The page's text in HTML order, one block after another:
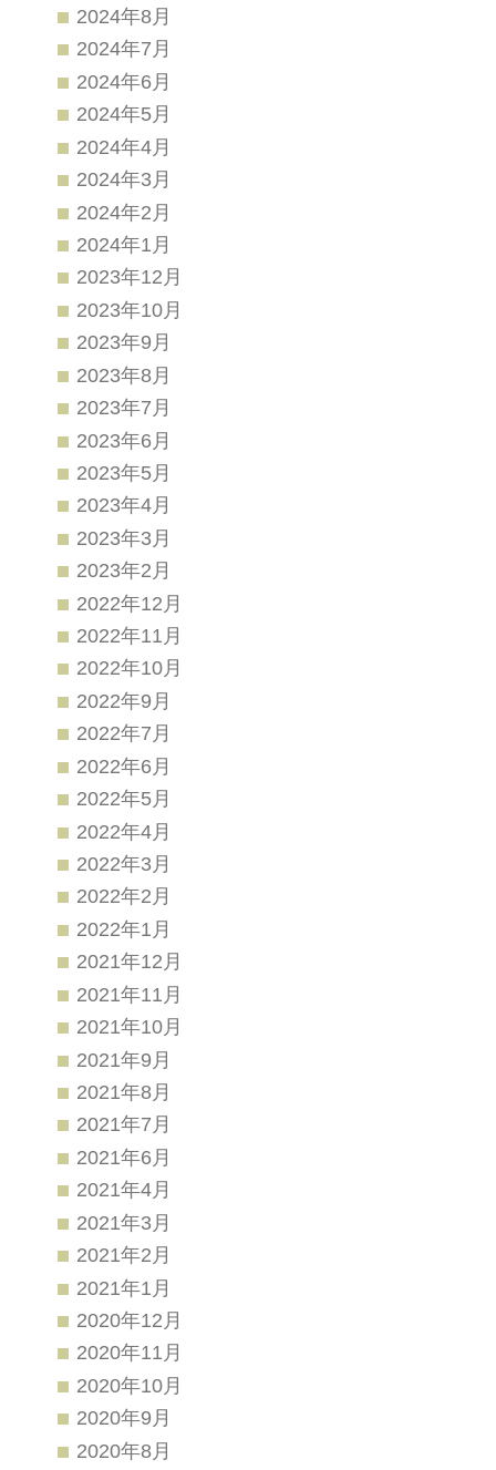
2024年8月
2024年7月
2024年6月
2024年5月
2024年4月
2024年3月
2024年2月
2024年1月
2023年12月
2023年10月
2023年9月
2023年8月
2023年7月
2023年6月
2023年5月
2023年4月
2023年3月
2023年2月
2022年12月
2022年11月
2022年10月
2022年9月
2022年7月
2022年6月
2022年5月
2022年4月
2022年3月
2022年2月
2022年1月
2021年12月
2021年11月
2021年10月
2021年9月
2021年8月
2021年7月
2021年6月
2021年4月
2021年3月
2021年2月
2021年1月
2020年12月
2020年11月
2020年10月
2020年9月
2020年8月